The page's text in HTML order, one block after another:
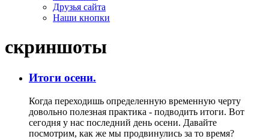
Друзья сайта
Наши кнопки
скриншоты
Итоги осени.
Когда переходишь определенную временную черту
довольно полезная практика - подводить итоги. Вот
сегодня у нас последний день осени. Давайте
посмотрим, как же мы продвинулись за то время?